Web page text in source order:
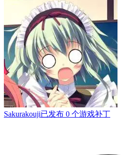
Sakurakouji已发布 0 个游戏补丁